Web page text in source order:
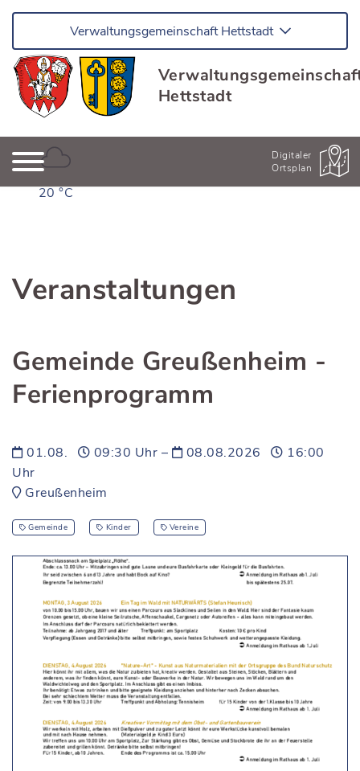
Verwaltungsgemeinschaft Hettstadt
Hettstadt
20 °C
Digitaler
Ortsplan
Veranstaltungen
Gemeinde Greußenheim -
Ferienprogramm
01.08. 09:30 Uhr – 08.08.2026
16:00
Uhr
Greußenheim
Gemeinde Kinder Vereine